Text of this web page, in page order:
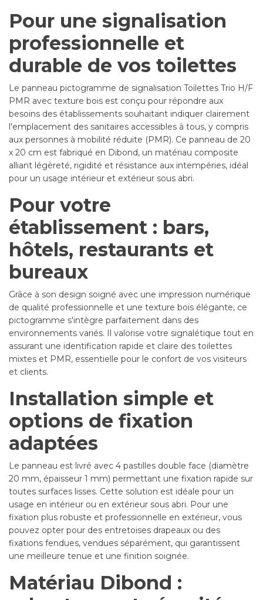
Pour une signalisation
professionnelle et
durable de vos toilettes
Le panneau pictogramme de signalisation Toilettes Trio H/F
PMR avec texture bois est conçu pour répondre aux
besoins des établissements souhaitant indiquer clairement
l'emplacement des sanitaires accessibles à tous, y compris
aux personnes à mobilité réduite (PMR). Ce panneau de 20
x 20 cm est fabriqué en Dibond, un matériau composite
alliant légèreté, rigidité et résistance aux intempéries, idéal
pour un usage intérieur et extérieur sous abri.
Pour votre
établissement : bars,
hôtels, restaurants et
bureaux
Grâce à son design soigné avec une impression numérique
de qualité professionnelle et une texture bois élégante, ce
pictogramme s'intègre parfaitement dans des
environnements variés. Il valorise votre signalétique tout en
assurant une identification rapide et claire des toilettes
mixtes et PMR, essentielle pour le confort de vos visiteurs
et clients.
Installation simple et
options de fixation
adaptées
Le panneau est livré avec 4 pastilles double face (diamètre
20 mm, épaisseur 1 mm) permettant une fixation rapide sur
toutes surfaces lisses. Cette solution est idéale pour un
usage en intérieur ou en extérieur sous abri. Pour une
fixation plus robuste et professionnelle en extérieur, vous
pouvez opter pour des entretoises drapeaux ou des
fixations fendues, vendues séparément, qui garantissent
une meilleure tenue et une finition soignée.
Matériau Dibond :